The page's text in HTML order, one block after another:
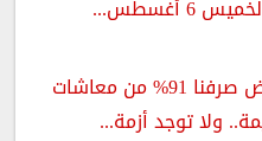
أغسطس...
اللواء جمال عوض صرفنا 91% من معاشات
ولا توجد أزمة...